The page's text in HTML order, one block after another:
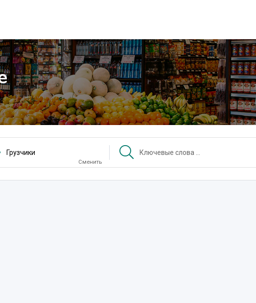
Грузчики
Сменить